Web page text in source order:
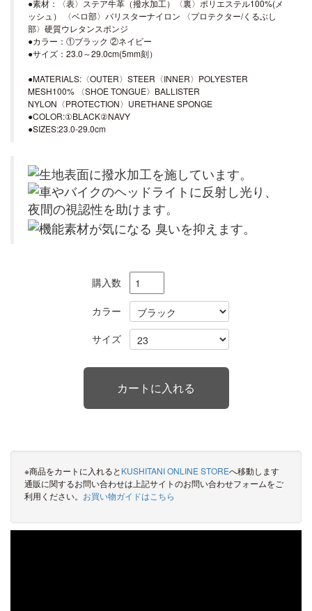
●素材：〈表〉ステア牛革（撥水加工）〈裏〉ポリエステル100%(メ
ッシュ） 〈ベロ部〉バリスターナイロン 〈プロテクター/くるぶし
部〉硬質ウレタンスポンジ
●カラー：①ブラック ②ネイビー
●サイズ：23.0～29.0cm(5mm刻）
●MATERIALS:〈OUTER〉STEER〈INNER〉POLYESTER
MESH100% 〈SHOE TONGUE〉BALLISTER
NYLON〈PROTECTION〉URETHANE SPONGE
●COLOR:①BLACK②NAVY
●SIZES:23.0-29.0cm
購入数
カラー
サイズ
※商品をカートに入れると KUSHITANI ONLINE STOREへ移動します
通販に関するお問い合わせは上記サイトのお問い合わせフォームをご
利用ください。 お買い物ガイドはこちら